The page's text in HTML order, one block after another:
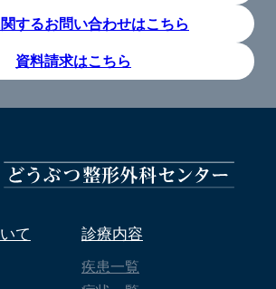
するお問い合わせはこちら
資料請求はこちら
て 診療内容
疾患一覧